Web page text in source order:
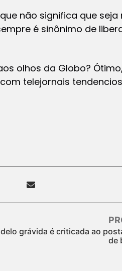
não significa que seja
é sinônimo de
olhos da Globo?
telejornais
grávida é criticada ao
de